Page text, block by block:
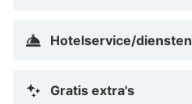
Hotelservice/diensten
Gratis extra's